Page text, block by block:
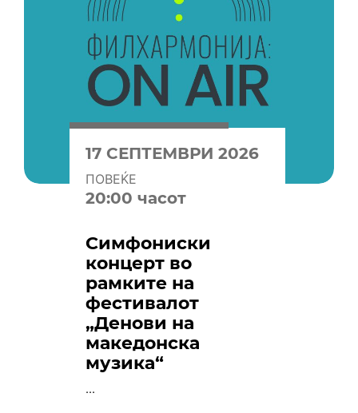
17 СЕПТЕМВРИ 2026
ПОВЕЌЕ
20:00 часот
Симфониски
концерт во
рамките на
фестивалот
„Денови на
македонска
музика“
...